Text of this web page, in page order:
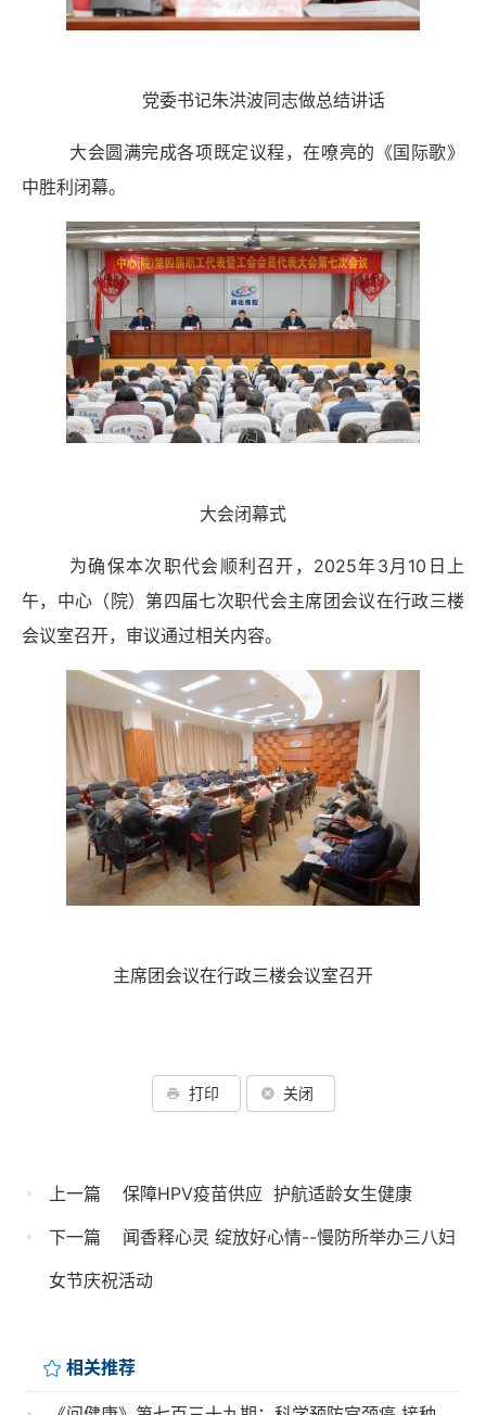
党委书记朱洪波同志做总结讲话
大会圆满完成各项既定议程，在嘹亮的《国际歌》
中胜利闭幕。
大会闭幕式
为确保本次职代会顺利召开， 2025年3 月 10日上
午，中心（院）第四届七次职代会主席团会议在行政三楼
会议室召开，审议通过相关内容。
主席团会议在行政三楼会议室召开
打印 关闭
上一篇
保障HPV疫苗供应  护航适龄女生健康
下一篇
闻香释心灵 绽放好心情--慢防所举办三八妇
女节庆祝活动
相关推荐